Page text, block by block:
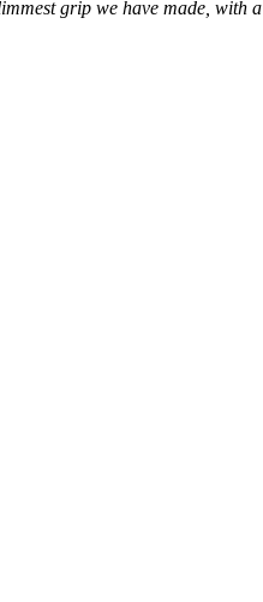
grip we have made, with a